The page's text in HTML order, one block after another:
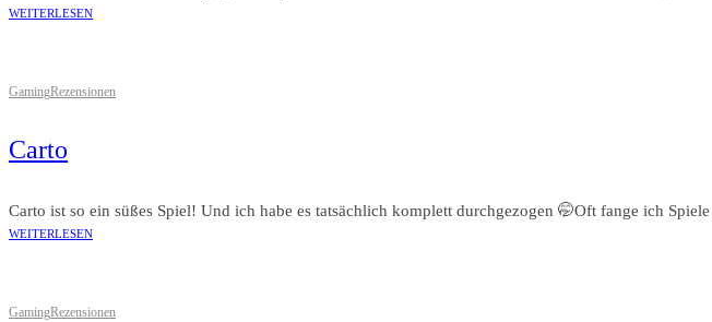
WEITERLESEN
GamingRezensionen
Carto
Carto ist so ein süßes Spiel! Und ich habe es tatsächlich komplett durchgezogen 🤭Oft fange ich
WEITERLESEN
GamingRezensionen